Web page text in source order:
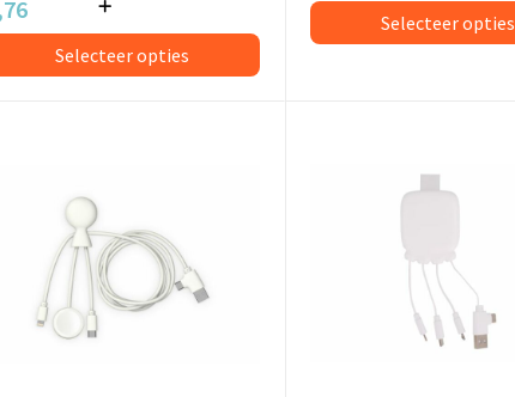
Selecteer opties
Selecteer opties